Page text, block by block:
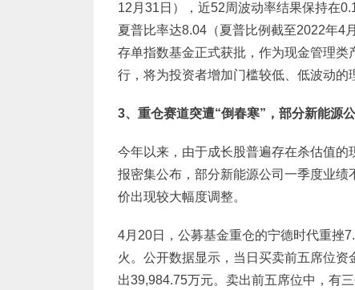
12月31日），近52周波动率结果保持在
夏普比率达8.04（夏普比例截至2022年4
存单指数基金正式获批，作为现金管理
行，将为投资者增加门槛较低、低波动的
3、重仓赛道突遭“倒春寒”，部分新能源
今年以来，由于成长股普遍存在杀估值
报密集公布，部分新能源公司一季度业
价出现较大幅度调整。
4月20日，公募基金重仓的宁德时代重挫
火。公开数据显示，当日买卖前五席位
出39,984.75万元。卖出前五席位中，有三